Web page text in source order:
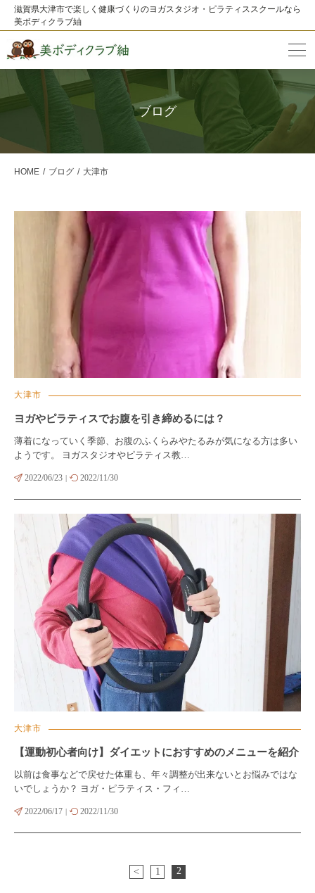
滋賀県大津市で楽しく健康づくりのヨガスタジオ・ピラティススクールなら
美ボディクラブ紬
ブログ
HOME ブログ 大津市
大津市
ヨガやピラティスでお腹を引き締めるには？
薄着になっていく季節、お腹のふくらみやたるみが気になる方は多い
ようです。 ヨガスタジオやピラティス教…
2022/06/23 2022/11/30
大津市
【運動初心者向け】ダイエットにおすすめのメニューを紹介
以前は食事などで戻せた体重も、年々調整が出来ないとお悩みではな
いでしょうか？ ヨガ・ピラティス・フィ…
2022/06/17 2022/11/30
< 1 2